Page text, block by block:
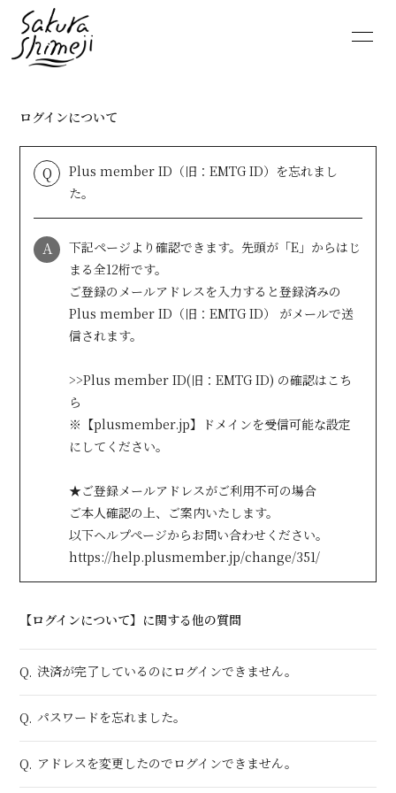
VIDEO
DISCOGRAPHY
MOVIE
RADIO
NOTE
CONTACT
会員登録 ログイン
ログインについて
Q
Plus member ID（旧：EMTG ID）を忘れまし
た。
A
下記ページより確認できます。先頭が「E」からはじ
まる全12桁です。
ご登録のメールアドレスを入力すると登録済みの
Plus member ID（旧：EMTG ID） がメールで送
信されます。
>>Plus member ID(旧：EMTG ID) の確認はこち
ら
※【plusmember.jp】ドメインを受信可能な設定
にしてください。
★ご登録メールアドレスがご利用不可の場合
ご本人確認の上、ご案内いたします。
以下ヘルプページからお問い合わせください。
https://help.plusmember.jp/change/351/
【ログインについて】に関する他の質問
Q. 決済が完了しているのにログインできません。
Q. パスワードを忘れました。
Q. アドレスを変更したのでログインできません。